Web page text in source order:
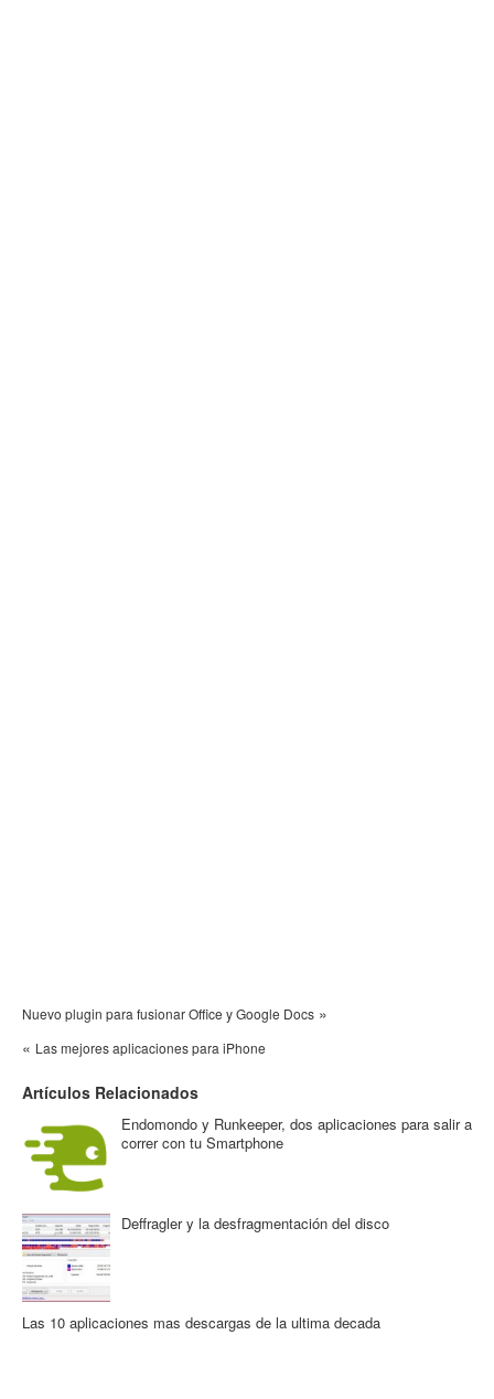
Nuevo plugin para fusionar Office y Google Docs »
« Las mejores aplicaciones para iPhone
Artículos Relacionados
Endomondo y Runkeeper, dos aplicaciones para salir a
correr con tu Smartphone
Deffragler y la desfragmentación del disco
Las 10 aplicaciones mas descargas de la ultima decada